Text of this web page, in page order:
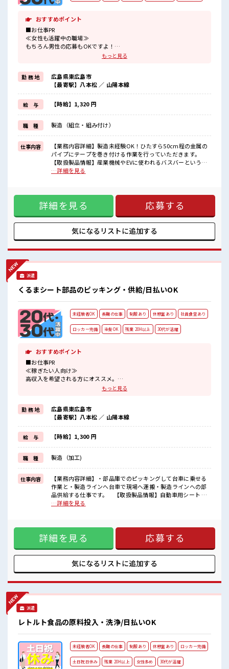
おすすめポイント
■お仕事PR
≪女性も活躍中の職場≫
もちろん男性の応募もOKですよ！
≪1日1時間程の残業で収入アップ≫
ほどよく稼げます♪
≪ラクラク制服アリ≫
制服があるので、
毎日の服装の悩み解消♪
≪未経験OKの仕事≫
新しいことにチャレンジするのは不安だけど、
しっかり働く環境が整っています！
イチからスキルUP・ステップUP目指していきましょう！
≪様々なお仕事をご提案≫
一人で悩まず気軽に相談できる、
派遣のお仕事です！
■職場の雰囲気
“コジンマリ”が好きな方にもお勧め！！
少人数の職場です♪
もっと見る
勤 務 地
広島県東広島市
【最寄駅】八本松 ／ 山陽本線
給 与 【時給】1,320 円
職 種 製造（組立・組み付け）
仕事内容
【業務内容詳細】製造未経験OK！ひたすら50cm程の金属の
パイプにテープを巻き付ける作業を行っていただきます。
【取扱製品情報】産業機械やEVに使われるバスバーという電
気を通す部品です。 ■お仕事PR ≪女性も活躍中の職場≫ もち
ク制服アリ≫ 制服があるので、 毎日の服装の悩み解消♪ ≪未
経験OKの仕事≫ 新しいことにチャレンジするのは不安だけ
ど、 しっかり働く環境が整っています！ イチからスキルUP・
ステップUP目指していきましょう！ ≪様々なお仕事をご提案
≫ 一人で悩まず気軽に相談できる、 派遣のお仕事です！ ■職
場の雰囲気 女性多めで休み時間は女子トークがあふれる職場
きな方にもお勧め！！ 少人数の職場です♪
…詳細を見る
詳細を見る 応募する
気になるリストに追加する
派遣
くるまシート部品のピッキング・供給/日払いOK
未経験者OK 長期の仕事 制服あり 休憩室あり 社員食堂あり
ロッカー完備 染髪OK 残業 20H以上 30代が活躍
おすすめポイント
■お仕事PR
≪稼ぎたい人向け≫
高収入を希望される方にオススメ。
残業は月20時間以上あります♪
明るすぎたり奇抜でなければ基本的に自由！
(規定有)制服があると毎日の服選びに悩まずOK♪
≪未経験でも活躍できる≫
新しいことにチャレンジするのは不安だけど、
しっかり働く環境が整っています！
イチからスキルUP・ステップUP目指していきましょう！
≪収入アップを目指せる≫
高時給だらけの派遣のお仕事です！
■職場の雰囲気
明るすぎたり奇抜過ぎなければヘアカラーOK！
休憩室で楽しくランチ♪
時間があれば昼寝もしちゃおう！
残業がしっかりあるお仕事！
もっと見る
勤 務 地
広島県東広島市
【最寄駅】八本松 ／ 山陽本線
給 与 【時給】1,300 円
職 種 製造（加工)
仕事内容
【業務内容詳細】・部品庫でのピッキングして台車に乗せる
作業と・製造ラインへ台車で現場へ運搬・製造ラインへの部
品供給する仕事です。 【取扱製品情報】自動車用シート ■
お仕事PR ≪稼ぎたい人向け≫ 高収入を希望される方にオスス
由！ (規定有)制服があると毎日の服選びに悩まずOK♪ ≪未経
験でも活躍できる≫ 新しいことにチャレンジするのは不安だ
けど、 しっかり働く環境が整っています！ イチからスキル
UP・ステップUP目指していきましょう！ ≪収入アップを目
指せる≫ 高時給だらけの派遣のお仕事です！ ■職場の雰囲気
明るすぎたり奇抜過ぎなければヘアカラーOK！ 休憩室で楽し
安心してお仕事に集中♪ 残業がしっかりあるお仕事！
…詳細を見る
詳細を見る 応募する
気になるリストに追加する
派遣
レトルト食品の原料投入・洗浄/日払いOK
未経験者OK 長期の仕事 制服あり 休憩室あり ロッカー完備
土日祝日休み 残業 20H以上 女性多め 30代が活躍